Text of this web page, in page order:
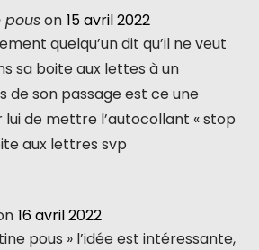
pouson 15 avril 2022
quelqu’un dit qu’il ne veut
sa boite aux lettes à un
de son passage est ce une
de mettre l’autocollant « stop
aux lettres svp
16 avril 2022
pous » l’idée est intéressante,